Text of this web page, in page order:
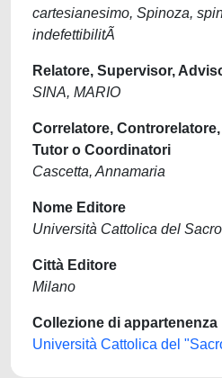
cartesianesimo, Spinoza,
indefettibilitÃ
Relatore, Supervisor,
SINA, MARIO
Correlatore,
Tutor o Coordinatori
Cascetta, Annamaria
Nome Editore
Università Cattolica del
Città Editore
Milano
Collezione di appartenenza
Università Cattolica del